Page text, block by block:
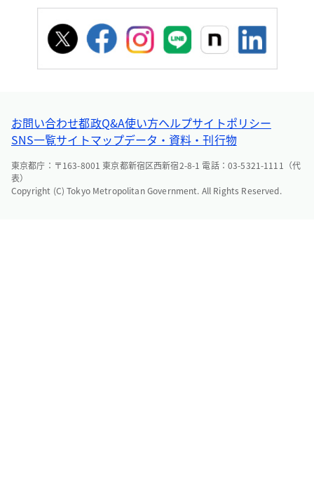
お問い合わせ都政Q&A使い方ヘルプサイトポリシー
SNS一覧サイトマップデータ・資料・刊行物
東京都庁：〒163-8001 東京都新宿区西新宿2-8-1 電話：03-5321-1111（代
表）
Copyright (C) Tokyo Metropolitan Government. All Rights Reserved.